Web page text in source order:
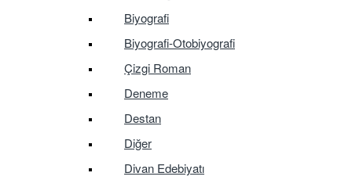
Biyografi
Biyografi-Otobiyografi
Çizgi Roman
Deneme
Destan
Diğer
Divan Edebiyatı